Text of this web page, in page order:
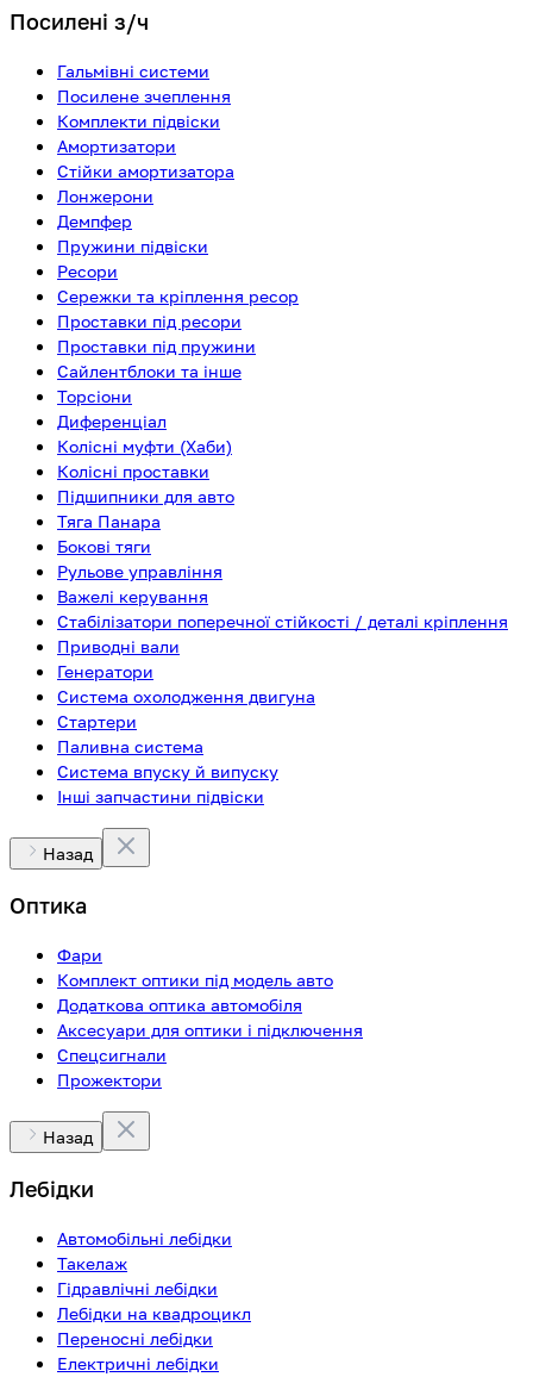
Посилені з/ч
Гальмівні системи
Посилене зчеплення
Комплекти підвіски
Амортизатори
Стійки амортизатора
Лонжерони
Демпфер
Пружини підвіски
Ресори
Сережки та кріплення ресор
Проставки під ресори
Проставки під пружини
Сайлентблоки та інше
Торсіони
Диференціал
Колісні муфти (Хаби)
Колісні проставки
Підшипники для авто
Тяга Панара
Бокові тяги
Рульове управління
Важелі керування
Стабілізатори поперечної стійкості / деталі кріплення
Приводні вали
Генератори
Система охолодження двигуна
Стартери
Паливна система
Система впуску й випуску
Інші запчастини підвіски
Назад
Оптика
Фари
Комплект оптики під модель авто
Додаткова оптика автомобіля
Аксесуари для оптики і підключення
Спецсигнали
Прожектори
Назад
Лебідки
Автомобільні лебідки
Такелаж
Гідравлічні лебідки
Лебідки на квадроцикл
Переносні лебідки
Електричні лебідки